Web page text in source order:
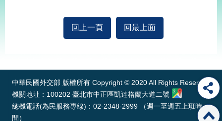
回上一頁 回最上面
中華民國外交部 版權所有 Copyright © 2020 All Rights Reserved
機關地址：100202 臺北市中正區凱達格蘭大道二號
總機電話(為民服務專線)：02-2348-2999 （週一至週五上班時
間）